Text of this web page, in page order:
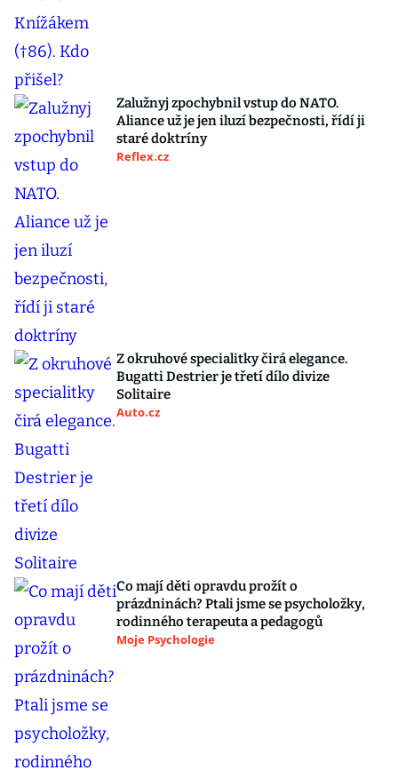
Zalužnyj zpochybnil vstup do NATO.
Aliance už je jen iluzí bezpečnosti, řídí ji
staré doktríny
Reflex.cz
Z okruhové specialitky čirá elegance.
Bugatti Destrier je třetí dílo divize
Solitaire
Auto.cz
Co mají děti opravdu prožít o
prázdninách? Ptali jsme se psycholožky,
rodinného terapeuta a pedagogů
Moje Psychologie